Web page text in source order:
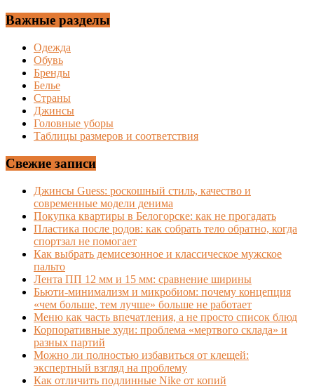
Важные разделы
Одежда
Обувь
Бренды
Белье
Страны
Джинсы
Головные уборы
Таблицы размеров и соответствия
Свежие записи
Джинсы Guess: роскошный стиль, качество и
современные модели денима
Покупка квартиры в Белогорске: как не прогадать
Пластика после родов: как собрать тело обратно, когда
спортзал не помогает
Как выбрать демисезонное и классическое мужское
пальто
Лента ПП 12 мм и 15 мм: сравнение ширины
Бьюти-минимализм и микробиом: почему концепция
«чем больше, тем лучше» больше не работает
Меню как часть впечатления, а не просто список блюд
Корпоративные худи: проблема «мертвого склада» и
разных партий
Можно ли полностью избавиться от клещей:
экспертный взгляд на проблему
Как отличить подлинные Nike от копий